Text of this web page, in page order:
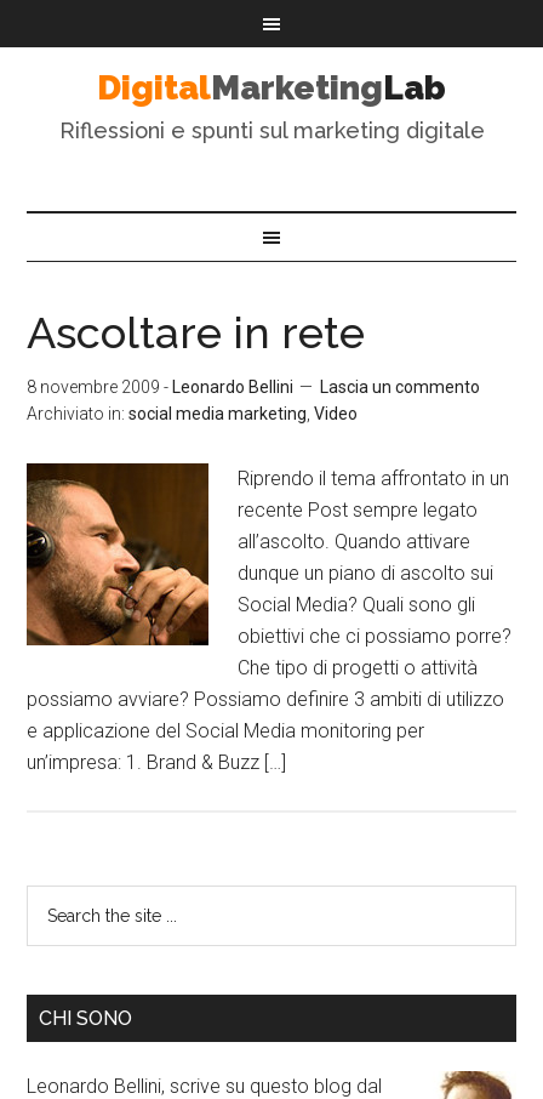
DigitalMarketingLab
Riflessioni e spunti sul marketing digitale
Ascoltare in rete
8 novembre 2009 - Leonardo Bellini
Lascia un commento
Archiviato in:social media marketing ,Video
Riprendo il tema affrontato in un
recente Post sempre legato
all’ascolto. Quando attivare
dunque un piano di ascolto sui
Social Media? Quali sono gli
obiettivi che ci possiamo porre?
Che tipo di progetti o attività
possiamo avviare? Possiamo definire 3 ambiti di utilizzo
e applicazione del Social Media monitoring per
un’impresa: 1. Brand & Buzz […]
CHI SONO
Leonardo Bellini, scrive su questo blog dal